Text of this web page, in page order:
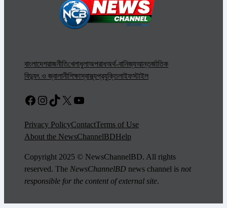
বাংলাদেশরাজনীতিখেলাধুলাঅপরাধঅর্থ-বানিজ্যআন্তর্জাতিক
বিদ্যুৎ ও জ্বালানীশিক্ষাস্বাস্থ্যপ্রযুক্তিলাইফস্টাইল
Facebook
Instagram
TikTok
X YouTube
Privacy PolicyContactTerms of Use
About the NewsChannelBDHelp
Copyright 2025 © NewsChannelBD. All rights
reserved. The NewsChannelBD news channel is not
responsible for the content of external site.